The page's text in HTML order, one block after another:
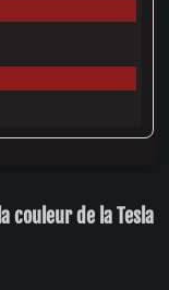
couleur de la Tesla